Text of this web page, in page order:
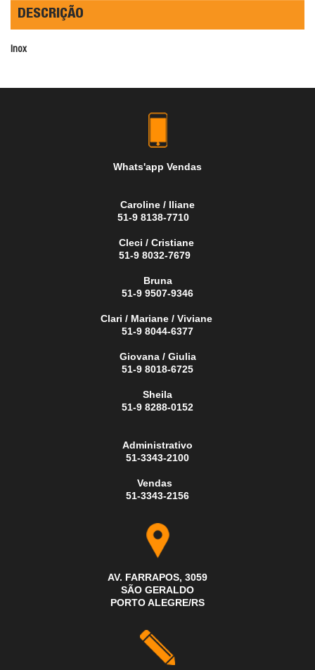
DESCRIÇÃO
Inox
Whats'app Vendas
Caroline / Iliane
51-9 8138-7710
Cleci / Cristiane
51-9 8032-7679
Bruna
51-9 9507-9346
Clari / Mariane / Viviane
51-9 8044-6377
Giovana / Giulia
51-9 8018-6725
Sheila
51-9 8288-0152
Administrativo
51-3343-2100
Vendas
51-3343-2156
AV. FARRAPOS, 3059
SÃO GERALDO
PORTO ALEGRE/RS